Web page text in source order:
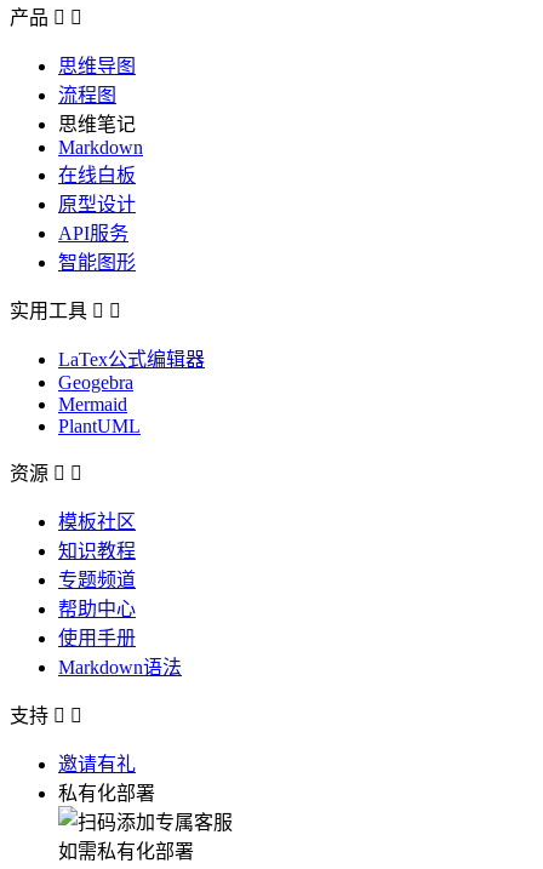
产品  
思维导图
流程图
思维笔记
Markdown
在线白板
原型设计
API服务
智能图形
实用工具  
LaTex公式编辑器
Geogebra
Mermaid
PlantUML
资源  
模板社区
知识教程
专题频道
帮助中心
使用手册
Markdown语法
支持  
邀请有礼
私有化部署
如需私有化部署